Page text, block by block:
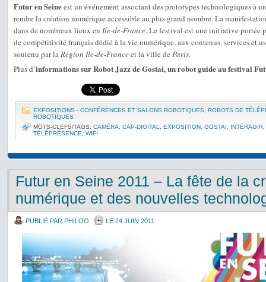
Futur en Seineest un événement associant des prototypes technologiques à
rendre la création numérique accessible au plus grand nombre. La
dans de nombreux lieux en Ile-de-France. Le festival est une initiative portée
de compétitivité français dédié à la vie numérique, aux contenus, services et
soutenu par laRégion Ile-de-Franceet la ville de Paris.
Plus d’informations sur Robot Jazz de Gostai, un robot guide au festival
EXPOSITIONS - CONFÉRENCES ET SALONS ROBOTIQUES ROBOTS DE
ROBOTIQUES
MOTS-CLEFS/TAGS: CAMÉRA CAP-DIGITAL EXPOSITION GOSTAI INTÉRAGIR
TÉLÉPRÉSENCE
WIFI
Futur en Seine 2011 – La fête de la
numérique et des nouvelles
PUBLIÉ PAR PHILOO LE 24 JUIN 2011